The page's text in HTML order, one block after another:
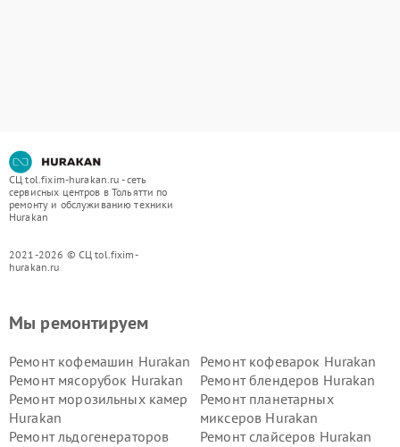
СЦ tol.fixim-hurakan.ru - сеть
сервисных центров в Тольятти по
ремонту и обслуживанию техники
Hurakan
2021-2026 © СЦ tol.fixim-
hurakan.ru
Мы ремонтируем
Ремонт кофемашин Hurakan
Ремонт кофеварок Hurakan
Ремонт мясорубок Hurakan
Ремонт блендеров Hurakan
Ремонт морозильных камер
Hurakan
Ремонт планетарных
миксеров Hurakan
Ремонт льдогенераторов
Ремонт слайсеров Hurakan